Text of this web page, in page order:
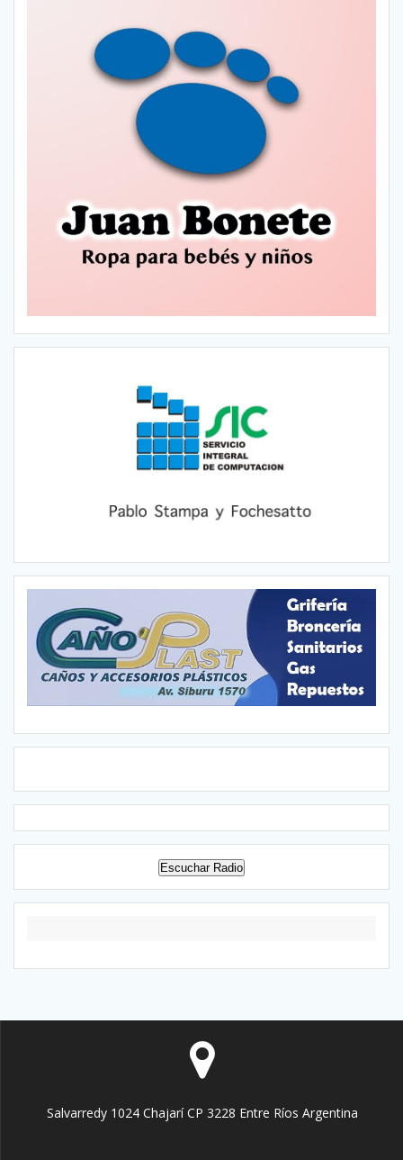
Escuchar Radio
Salvarredy 1024 Chajarí CP 3228 Entre Ríos Argentina